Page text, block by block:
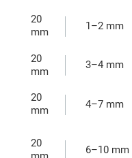
20
mm
1–2 mm
20
mm
3–4 mm
20
mm
4–7 mm
20
6–10 mm